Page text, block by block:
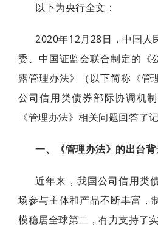
以下为央行全文：
2020年12月28日，中国人
委、中国证监会联合制定的《
露管理办法》（以下简称《管
公司信用类债券部际协调机
《管理办法》相关问题回答了
一、《管理办法》的出台背
近年来，我国公司信用类
场参与主体和产品不断丰富，
模稳居全球第二，有力支持了实